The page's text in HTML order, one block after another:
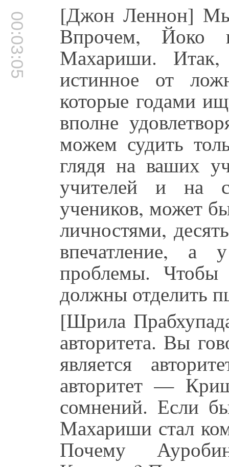
00:03:05 [Джон Леннон] Мы
Впрочем, Йоко
Махариши. Итак,
истинное от
которые годами
вполне
можем судить
глядя на ваших
учителей и на
учеников, может
личностями,
впечатление, а
проблемы.
должны отделить
[Шрила
авторитета. Вы
является
авторитет —
сомнений. Если
Махариши стал
Почему